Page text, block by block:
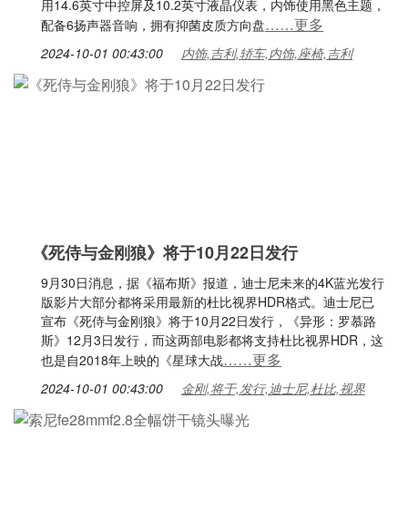
用14.6英寸中控屏及10.2英寸液晶仪表，内饰使用黑色主题，
配备6扬声器音响，拥有抑菌皮质方向盘……更多
2024-10-01 00:43:00 内饰,吉利,轿车,内饰,座椅,吉利
《死侍与金刚狼》将于10月22日发行
9月30日消息，据《福布斯》报道，迪士尼未来的4K蓝光发行
版影片大部分都将采用最新的杜比视界HDR格式。迪士尼已
宣布《死侍与金刚狼》将于10月22日发行，《异形：罗慕路
斯》12月3日发行，而这两部电影都将支持杜比视界HDR，这
也是自2018年上映的《星球大战……更多
2024-10-01 00:43:00 金刚,将于,发行,迪士尼,杜比,视界